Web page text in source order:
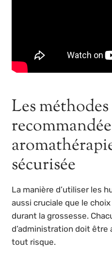
Les
sécurisée
La manière d’utiliser les
aussi cruciale que le
durant la grossesse.
d’administration doit être
tout risque.